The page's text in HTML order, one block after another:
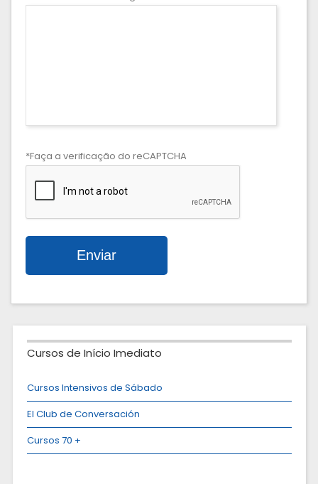
*Faça a verificação do reCAPTCHA
Cursos de Início Imediato
Cursos Intensivos de Sábado
El Club de Conversación
Cursos 70 +